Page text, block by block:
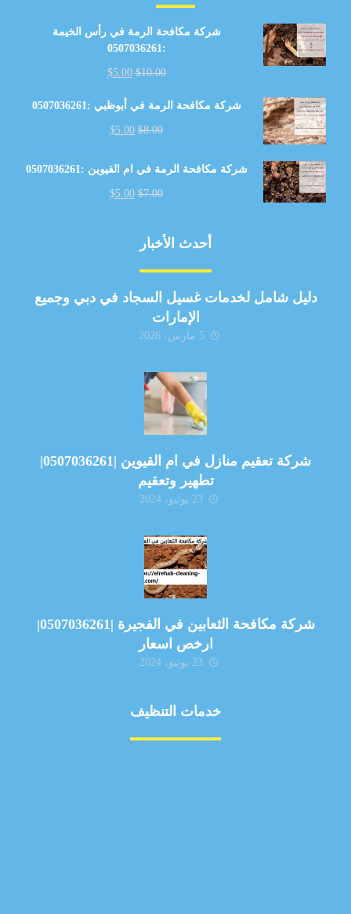
شركة مكافحة الرمة في رأس الخيمة
:0507036261
$10.00
$5.00
شركة مكافحة الرمة في أبوظبي :0507036261
$8.00
$5.00
شركة مكافحة الرمة في ام القيوين :0507036261
$7.00
$5.00
أحدث الأخبار
دليل شامل لخدمات غسيل السجاد في دبي وجميع
الإمارات
5 مارس، 2026
شركة تعقيم منازل في ام القيوين |0507036261|
تطهير وتعقيم
23 يونيو، 2024
شركة مكافحة الثعابين في الفجيرة |0507036261|
ارخص اسعار
23 يونيو، 2024
خدمات التنظيف